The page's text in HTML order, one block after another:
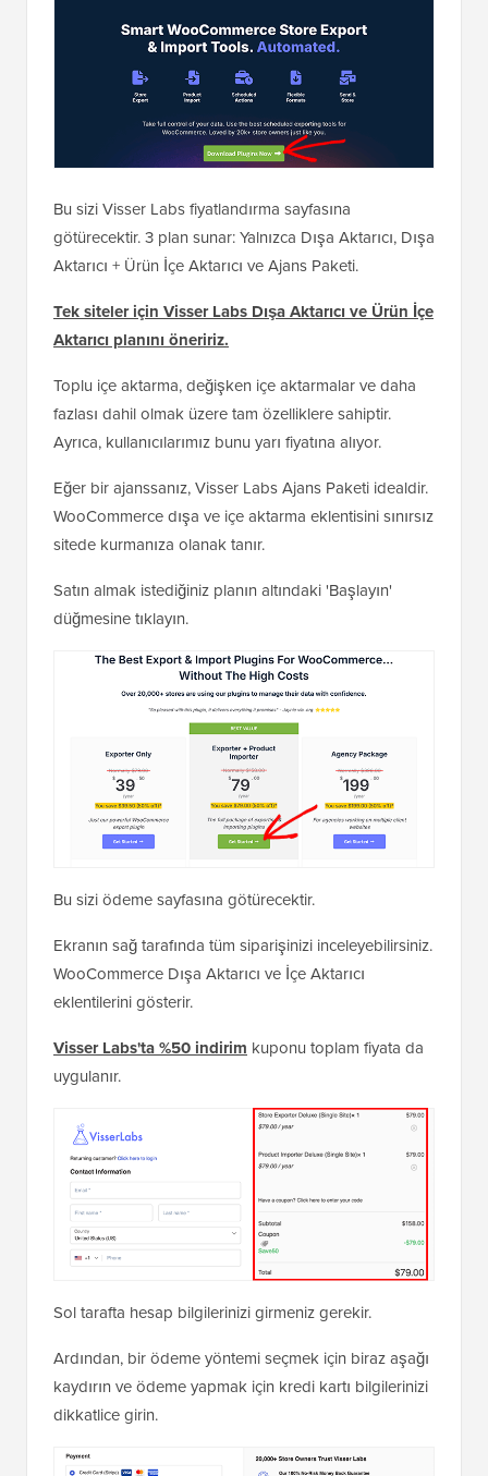
Bu sizi Visser Labs fiyatlandırma sayfasına
götürecektir. 3 plan sunar: Yalnızca Dışa Aktarıcı, Dışa
Aktarıcı + Ürün İçe Aktarıcı ve Ajans Paketi.
Tek siteler için Visser Labs Dışa Aktarıcı ve Ürün İçe
Aktarıcı planını öneririz.
Toplu içe aktarma, değişken içe aktarmalar ve daha
fazlası dahil olmak üzere tam özelliklere sahiptir.
Ayrıca, kullanıcılarımız bunu yarı fiyatına alıyor.
Eğer bir ajanssanız, Visser Labs Ajans Paketi idealdir.
WooCommerce dışa ve içe aktarma eklentisini sınırsız
sitede kurmanıza olanak tanır.
Satın almak istediğiniz planın altındaki 'Başlayın'
düğmesine tıklayın.
Bu sizi ödeme sayfasına götürecektir.
Ekranın sağ tarafında tüm siparişinizi inceleyebilirsiniz.
WooCommerce Dışa Aktarıcı ve İçe Aktarıcı
eklentilerini gösterir.
Visser Labs'ta %50 indirim kuponu toplam fiyata da
uygulanır.
Sol tarafta hesap bilgilerinizi girmeniz gerekir.
Ardından, bir ödeme yöntemi seçmek için biraz aşağı
kaydırın ve ödeme yapmak için kredi kartı bilgilerinizi
dikkatlice girin.